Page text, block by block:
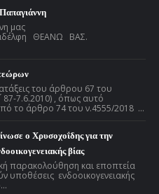
μας
ΘΕΑΝΩ ΒΑΣ.
του άρθρου 67 του
7.6.2010) , όπως αυτό
το άρθρο 74 του ν.4555/2018 ...
ο Χρυσοχοΐδης για την
βίας
παρακολούθηση και εποπτεία
υποθέσεις ενδοοικογενειακής